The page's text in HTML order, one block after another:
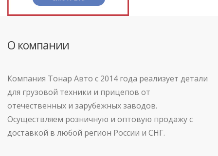
О компании
Компания Тонар Авто с 2014 года реализует детали
для грузовой техники и прицепов от
отечественных и зарубежных заводов.
Осуществляем розничную и оптовую продажу с
доставкой в любой регион России и СНГ.